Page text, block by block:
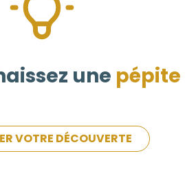
une pépite
VOTRE DÉCOUVERTE